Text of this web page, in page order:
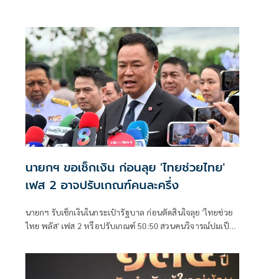
นายกฯ ขอเช็กเงิน ก่อนลุย 'ไทยช่วยไทย'
เฟส 2 อาจปรับเกณฑ์คนละครึ่ง
นายกฯ รับเช็กเงินในกระเป๋ารัฐบาล ก่อนตัดสินใจลุย 'ไทยช่วย
ไทย พลัส' เฟส 2 หรือปรับเกณฑ์ 50:50 สวนคนวิจารณ์ปมเป็น
แข็งแรง